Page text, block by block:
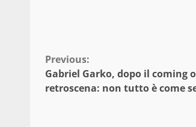
Continue
Reading
Previous:
Gabriel Garko, dopo il coming
retroscena: non tutto è come